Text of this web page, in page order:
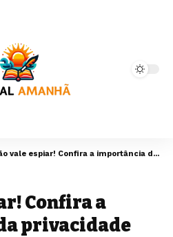
vale espiar! Confira a importância da privacidade nos motéis
Confira a
privacidade